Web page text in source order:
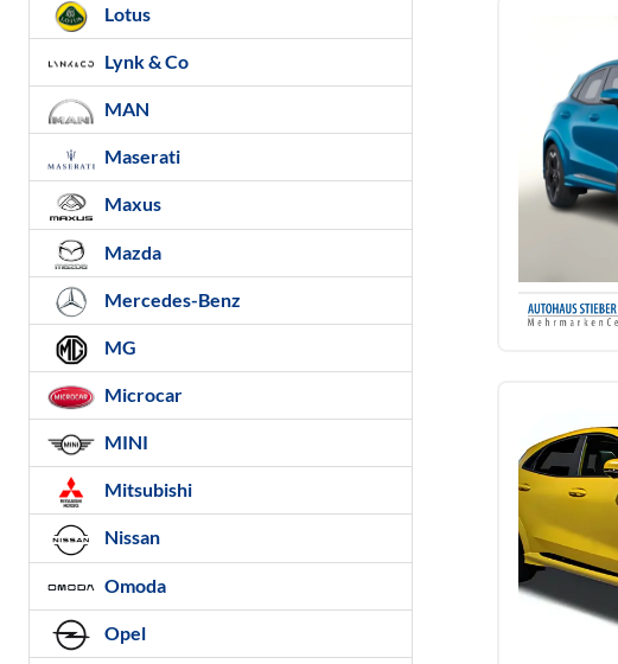
Lotus
Lynk & Co
MAN
Maserati
Maxus
Mazda
Mercedes-Benz
MG
Microcar
MINI
Mitsubishi
Nissan
Omoda
Opel